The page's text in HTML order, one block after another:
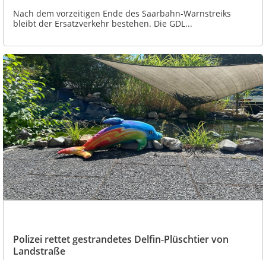
Nach dem vorzeitigen Ende des Saarbahn-Warnstreiks
bleibt der Ersatzverkehr bestehen. Die GDL...
Polizei rettet gestrandetes Delfin-Plüschtier von
Landstraße